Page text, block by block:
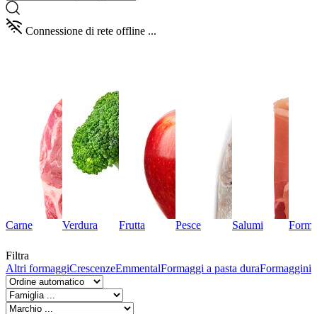
Connessione di rete offline ...
Carne Verdura Frutta Pesce Salumi
Filtra
Altri formaggiCrescenzeEmmentalFormaggi a pasta duraFormaggini